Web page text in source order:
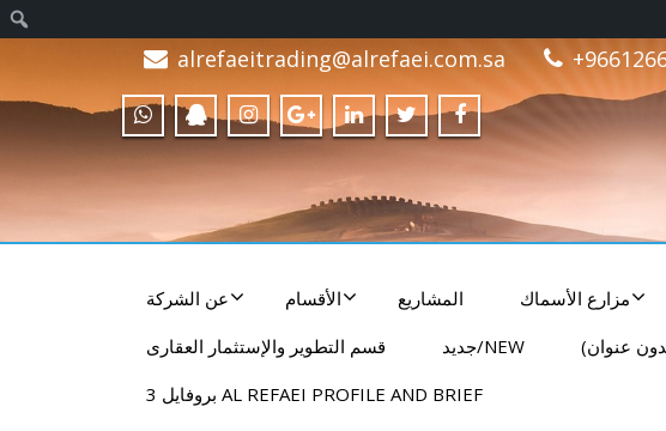
alrefaeitrading@alrefaei.com.sa
عن الشركة الأقسام المشاريع مزارع الأسماك
قسم التطوير والإستثمار العقارى
NEW/جديد
AL REFAEI PROFILE AND BRIEF بروفايل 3